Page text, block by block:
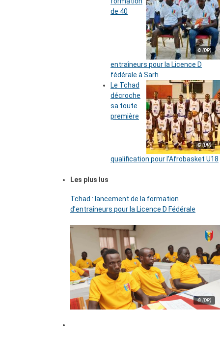
© (DR)
de 40
entraîneurs pour la Licence D
fédérale à Sarh
© (DR)
Le Tchad
décroche
sa toute
première
qualification pour l’Afrobasket U18
Les plus lus
Tchad : lancement de la formation
d’entraîneurs pour la Licence D Fédérale
© (DR)